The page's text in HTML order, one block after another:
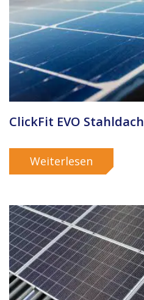
ClickFit EVO Stahldach
Weiterlesen